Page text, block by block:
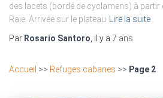
des lacets (bordé de cyclamens) à partir
Raie. Arrivée sur le plateau Lire la suite
Par Rosario Santoro , il y a 7 ans
Accueil >> Refuges cabanes >> Page 2